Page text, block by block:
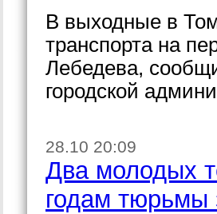
В выходные в
транспорта на
Лебедева,
городской
28.10 20:09
Два молодых
годам тюрьмы